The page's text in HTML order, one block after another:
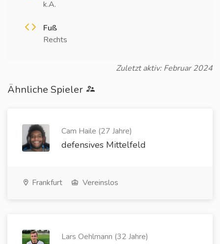
k.A.
Fuß
Rechts
Zuletzt aktiv: Februar 2024
Ähnliche Spieler
Cam Haile (27 Jahre)
defensives Mittelfeld
Frankfurt Vereinslos
Lars Oehlmann (32 Jahre)